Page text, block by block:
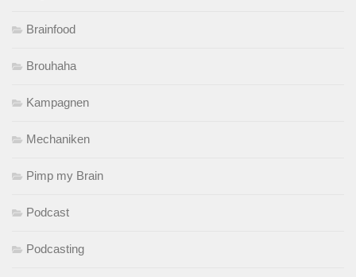
Brainfood
Brouhaha
Kampagnen
Mechaniken
Pimp my Brain
Podcast
Podcasting